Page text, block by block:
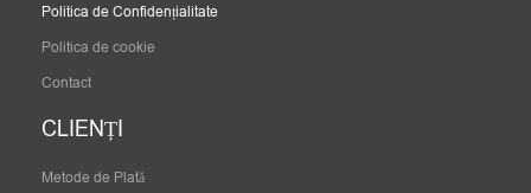
Politica de Confidențialitate
Politica de cookie
Contact
CLIENȚI
Metode de Plată